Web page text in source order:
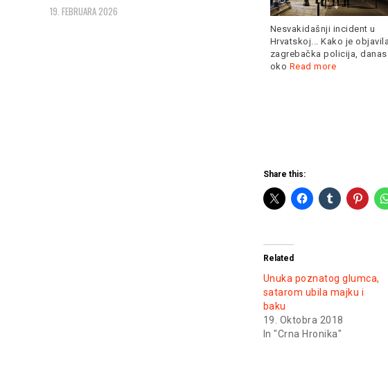
Nepoznata djevojka je
Nesvakidašnji incident u
Hrvatskoj... Kako je objavila
zagrebačka policija, danas
oko Read more
Share this:
Related
Unuka poznatog glumca,
satarom ubila majku i
baku
19. Oktobra 2018
In "Crna Hronika"
19. FEBRUARA 2026